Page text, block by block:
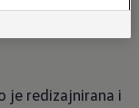
je redizajnirana i